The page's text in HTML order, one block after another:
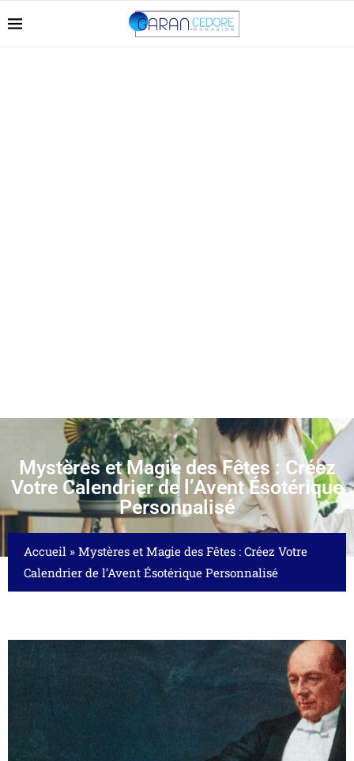
Mystères et Magie des Fêtes : Créez
Votre Calendrier de l’Avent Ésotérique
Personnalisé
Accueil » Mystères et Magie des Fêtes : Créez Votre
Calendrier de l’Avent Ésotérique Personnalisé